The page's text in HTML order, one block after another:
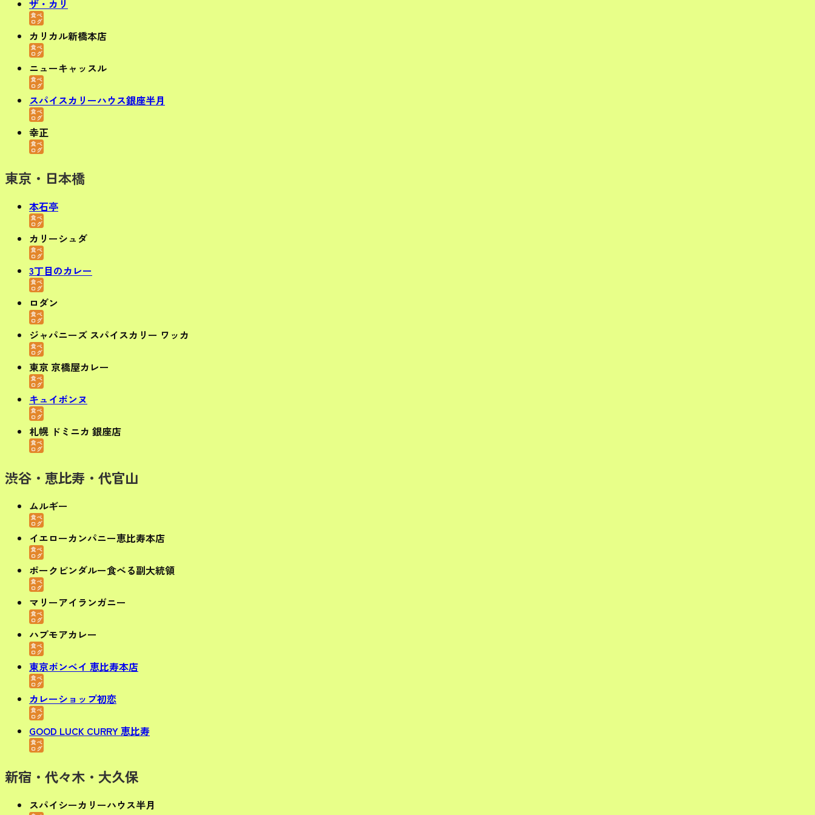
ザ・カ リ
カリカル新橋本店
ニューキャッスル
スパイスカリーハウス銀座半月
幸正
東京・日本橋
本石亭
カリーシュダ
3丁目のカレー
ロダン
ジャパニーズ スパイスカリー ワッカ
東京 京橋屋カレー
キュイボンヌ
札幌 ドミニカ 銀座店
渋谷・恵比寿・代官山
ムルギー
イエローカンパニー恵比寿本店
ポークビンダルー食べる副大統領
マリーアイランガニー
ハブモアカレー
東京ボンベイ 恵比寿本店
カレーショップ初恋
GOOD LUCK CURRY 恵比寿
新宿・代々木・大久保
スパイシーカリーハウス半月